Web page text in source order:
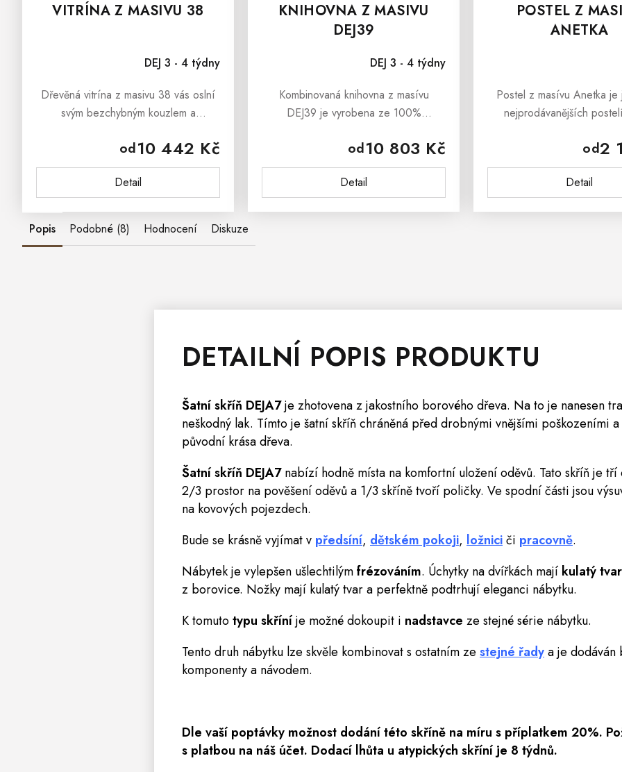
VITRÍNA Z MASIVU 38
DEJ 3 - 4 týdny
od10 442 Kč
Detail
Dřevěná vitrína z masivu 38 vás oslní
svým bezchybným kouzlem a
stane nepostradatelnou součástí
vašeho bytu. Dřevěná vitrína z
masivu...
KNIHOVNA Z MASIVU
DEJ39
DEJ 3 - 4 týdny
od10 803 Kč
Detail
Kombinovaná knihovna z masívu
DEJ39 je vyrobena ze 100%
Knihovnička DEJ39 je
ošetřena ekologickým bezbarvým
lakem, který zabraňuje...
POSTEL Z
ANETKA
od2
Detail
Postel z masívu Anetka
nejprodávanějších
z masívu Anetka je
borovice a ošetřena
Popis Podobné (8) Hodnocení Diskuze
DETAILNÍ POPIS PRODUKTU
Šatnískříň DEJA7je zhotovena z jakostního borového dřeva. Na to je nanesen
neškodný lak. Tímto je šatní skříň chráněná před drobnými vnějšími poškozeními
původní krása dřeva.
Šatní skříň DEJA7nabízí hodně místa na komfortní uložení oděvů. Tato skříň je
2/3 prostor na pověšení oděvů a 1/3 skříně tvoří poličky. Ve spodní části jsou
na kovových pojezdech.
Bude se krásně vyjímat v předsíní, dětském pokoji, ložniciči pracovně.
Nábytek je vylepšen ušlechtilýmfrézováním. Úchytky na dvířkách mají kulatý tvar
z borovice. Nožky mají kulatý tvar a perfektně podtrhují eleganci nábytku.
K tomutotypu skříníje možné dokoupit i nadstavce ze stejné série nábytku.
Tento druh nábytku lze skvěle kombinovat s ostatním ze stejné řadya je dodáván
komponenty a návodem.
Dle vaší poptávky možnost dodání této skříně na míru s příplatkem 20%.
s platbou na náš účet. Dodací lhůta u atypických skříní je 8 týdnů.